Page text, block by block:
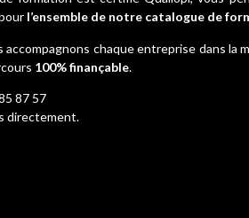
l’ensemble de notre catalogue de
accompagnons chaque entreprise dans
100% finançable.
87 57
directement.